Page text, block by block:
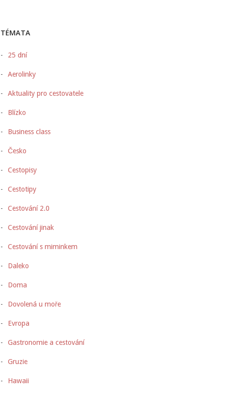
TÉMATA
25 dní
Aerolinky
Aktuality pro cestovatele
Blízko
Business class
Česko
Cestopisy
Cestotipy
Cestování 2.0
Cestování jinak
Cestování s miminkem
Daleko
Doma
Dovolená u moře
Evropa
Gastronomie a cestování
Gruzie
Hawaii